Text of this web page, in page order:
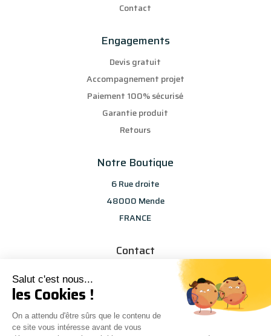
Salut c'est nous...
les Cookies !
On a attendu d'être sûrs que le contenu de
ce site vous intéresse avant de vous
Contact
Engagements
Devis gratuit
Accompagnement projet
Paiement 100% sécurisé
Garantie produit
Retours
Notre Boutique
6 Rue droite
48000 Mende
FRANCE
Contact
info@les-selections-sandp.fr